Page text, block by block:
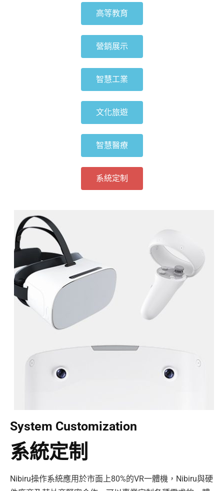
高等教育
營銷展示
智慧工業
文化旅遊
智慧醫療
系統定制
System Customization
系統定制
Nibiru操作系統應用於市面上80%的VR一體機，Nibiru與硬